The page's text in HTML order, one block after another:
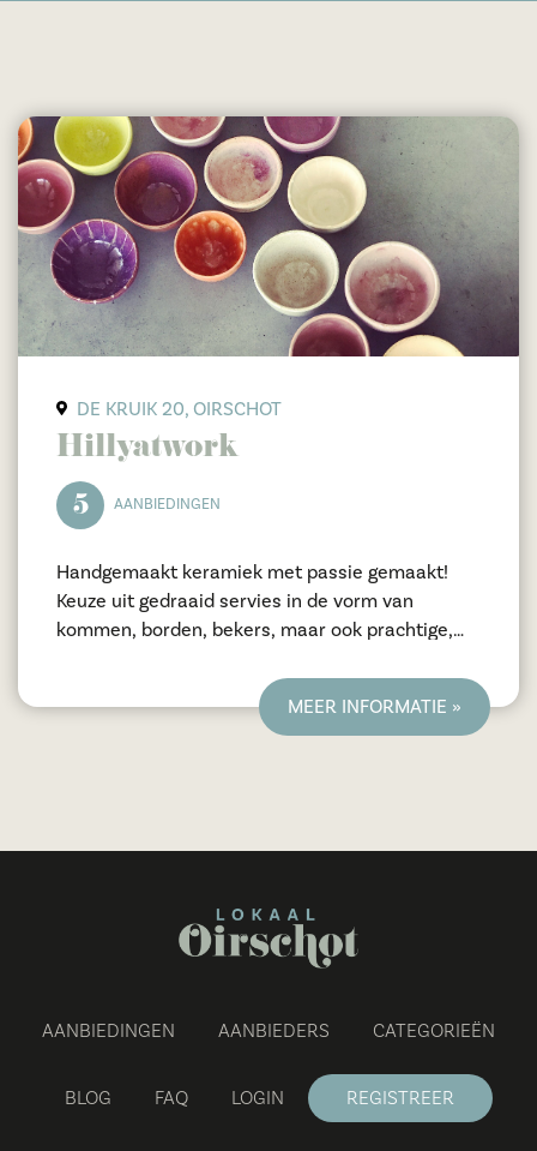
DE KRUIK 20, OIRSCHOT
Hillyatwork
5 AANBIEDINGEN
Handgemaakt keramiek met passie gemaakt!
Keuze uit gedraaid servies in de vorm van
kommen, borden, bekers, maar ook prachtige,
je tafel! Je kunt de producten kiezen in je
gewenste kleur van je interieur! Alle producten
MEER INFORMATIE »
AANBIEDINGEN AANBIEDERS CATEGORIEËN
BLOG FAQ LOGIN REGISTREER